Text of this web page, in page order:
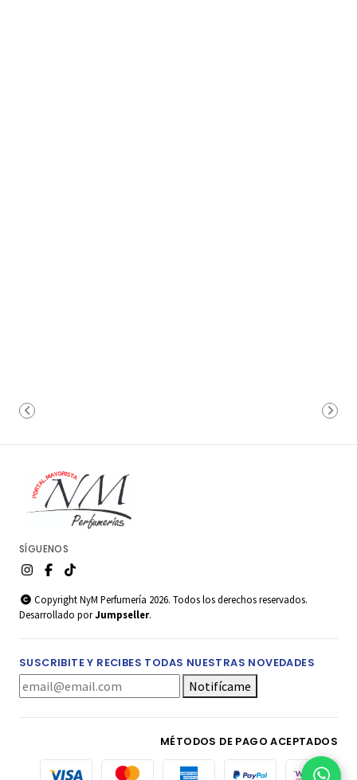
SÍGUENOS
Copyright NyM Perfumería 2026. Todos los derechos reservados.
Desarrollado porJumpseller.
SUSCRIBITE Y RECIBES TODAS NUESTRAS NOVEDADES
Notifícame
MÉTODOS DE PAGO ACEPTADOS